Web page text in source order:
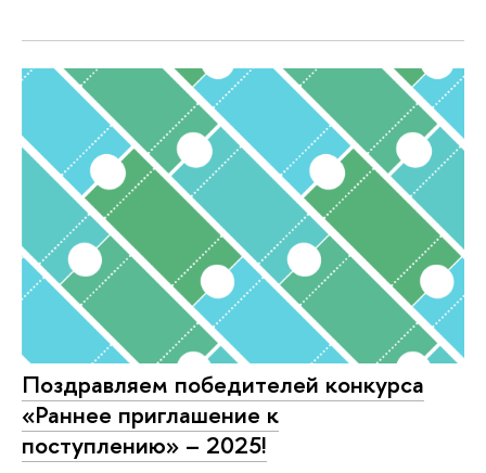
Поздравляем победителей конкурса
«Раннее приглашение к
поступлению» – 2025!